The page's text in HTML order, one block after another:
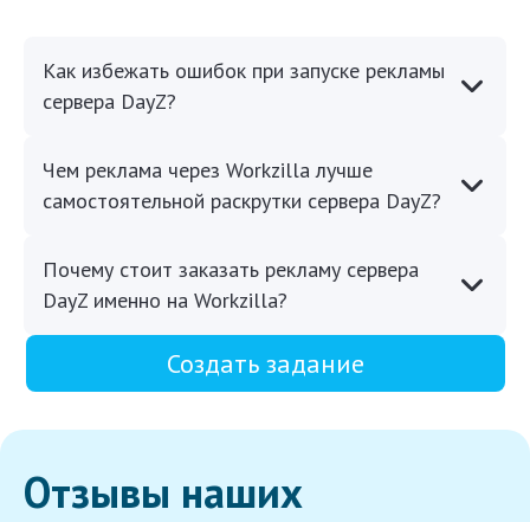
Как избежать ошибок при запуске рекламы
сервера DayZ?
Чем реклама через Workzilla лучше
самостоятельной раскрутки сервера DayZ?
Почему стоит заказать рекламу сервера
DayZ именно на Workzilla?
Создать задание
Отзывы наших